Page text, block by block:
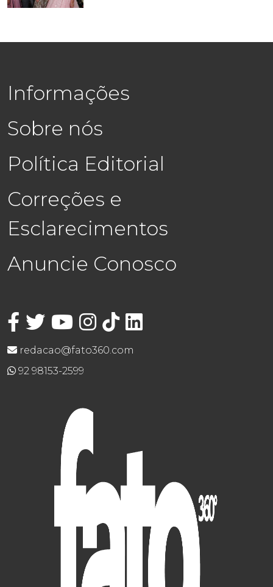
Informações
Sobre nós
Política Editorial
Correções e
Esclarecimentos
Anuncie Conosco
redacao@fato360.com
92 98153-2599